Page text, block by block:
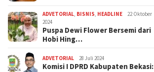
ADVETORIAL BISNIS HEADLINE
22 Oktober
2024
Puspa Dewi Flower Bersemi dari
Hobi Hing…
ADVETORIAL 28 Juli 2024
Komisi I DPRD Kabupaten Bekasi: